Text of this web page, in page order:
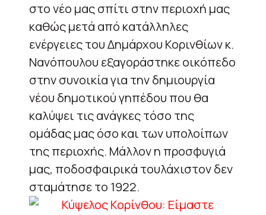
στο νέο μας σπίτι στην περιοχή μας
καθώς μετά από κατάλληλες
ενέργειες του Δημάρχου Κορινθίων κ.
Νανόπουλου εξαγοράστηκε οικόπεδο
στην συνοικία για την δημιουργία
νέου δημοτικού γηπέδου που θα
καλύψει τις ανάγκες τόσο της
ομάδας μας όσο και των υπολοίπων
της περιοχής. Μάλλον η προσφυγιά
μας, ποδοσφαιρικά τουλάχιστον δεν
σταμάτησε το 1922.